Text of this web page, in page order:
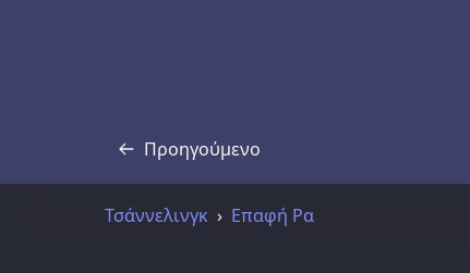
Προηγούμενο
Απομαγνητοφώνηση
Τσάννελινγκ Επαφή Ρα